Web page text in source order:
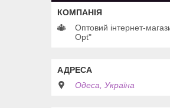
Оптовий інтернет-
Opt"
Одеса, Україна